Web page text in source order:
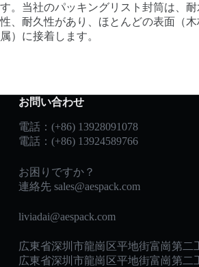
す。当社のパッキングリスト封筒は、
性、耐久性があり、ほとんどの表面（
属）に接着します。
お問い合わせ
電話：(+86) 13928091078
電話：(+86) 13924589766
お困りですか？
連絡先 sales@aespack.com
liviadai@aespack.com
広東省深圳市龍崗区平地街富崗第二
広東省深圳市龍崗区平地街富崗第二